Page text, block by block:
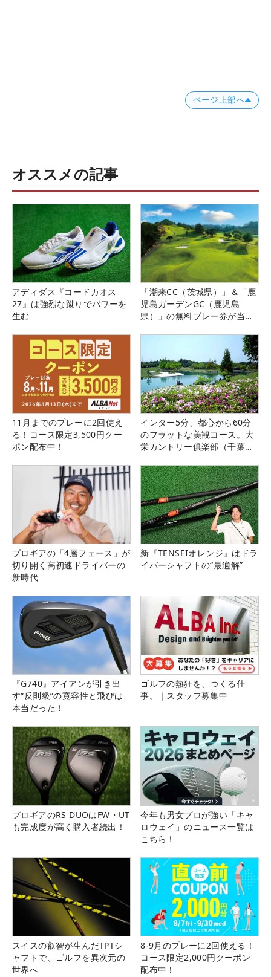
ページ上部へ
オススメの記事
アディダス『コードカオス
27』は強烈な蹴りでパワーを
生む
「潮来CC（茨城県）」＆「鹿
児島ガーデンGC（鹿児島
県）」の無料プレー券が当た
11月までのプレーに2回使え
る！コース限定3,500円クー
ポン配布中！
インター5分、都心から60分
のフラットな美観コース。大
栄カントリー俱楽部（千葉
プロギアの「4層フェース」が
切り開く高初速ドライバーの
新時代
新『TENSEIオレンジ』はドラ
イバーシャフトの“最適解”
『G740』アイアンが引き出
す“反則級”の寛容性と飛びは
本当だった！
ゴルフの熱狂を、つくる仕
事。｜スタッフ募集中
プロギアのRS DUOはFW・UT
も完成度が高く購入者続出！
今年も男女プロが強い「キャ
ロウェイ」のニュース一覧は
こちら！
スイスの叡智が生んだTPTシ
ャフトで、ゴルフを異次元の
世界へ
8-9月のプレーに2回使える！
コース限定2,000円クーポン
配布中！